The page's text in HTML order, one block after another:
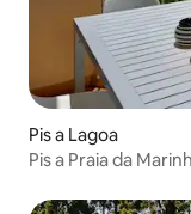
Pis a Lagoa
Pis a Praia da